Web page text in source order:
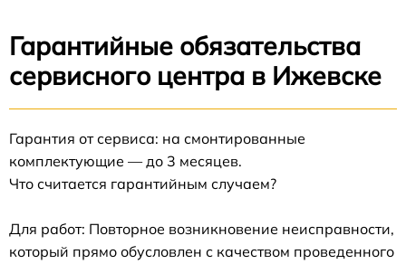
Гарантийные обязательства
сервисного центра в Ижевске
Гарантия от сервиса: на смонтированные
комплектующие — до 3 месяцев.
Что считается гарантийным случаем?
Для работ: Повторное возникновение неисправности,
который прямо обусловлен с качеством проведенного